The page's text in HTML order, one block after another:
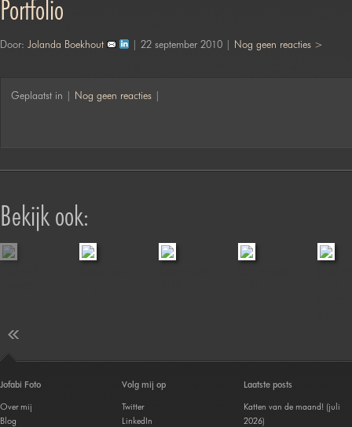
Portfolio
Door: Jolanda Boekhout | 22 september 2010 | Nog geen reacties >
Geplaatst in | Nog geen reacties |
Bekijk ook:
Jofabi Foto
Over mij
Blog
Volg mij op
Twitter
LinkedIn
Laatste posts
Katten van de maand! (juli
2026)